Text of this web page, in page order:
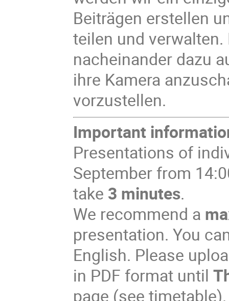
Beiträgen erstellen
teilen und
nacheinander dazu
ihre Kamera
vorzustellen.
Important
Presentations of
September from
take 3 minutes.
We recommend a
presentation. You
English. Please
in PDF format until
page (see